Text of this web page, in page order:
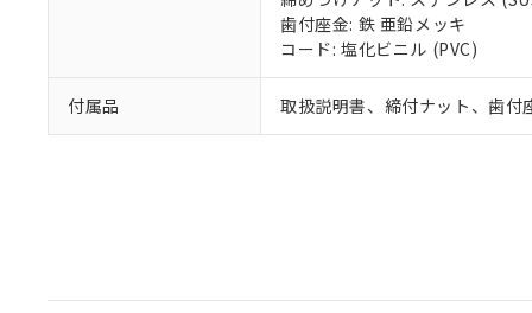
歯付座金: 鉄 亜鉛メッキ
コード: 塩化ビニル (PVC)
付属品 取扱説明書、締付ナット、歯付